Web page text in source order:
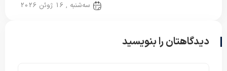
سه‌شنبه , 16 ژوئن 2026
دیدگاهتان را بنویسید